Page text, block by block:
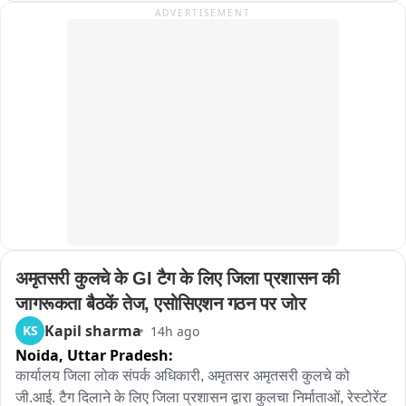
ਦ੍ਰਿੜ੍ਹ ਰੁਖ ਨਹੀਂ ਅਪਣਾਇਆ ਗਿਆ। ਉਨ੍ਹਾਂ ਸਪੀਕਰ ਨੂੰ ਅਪੀਲ ਕੀਤੀ
ADVERTISEMENT
अमृतसरी कुलचे के GI टैग के लिए जिला प्रशासन की
जागरूकता बैठकें तेज, एसोसिएशन गठन पर जोर
KS Kapil sharma 14h ago
Noida, Uttar Pradesh:
कार्यालय जिला लोक संपर्क अधिकारी, अमृतसर अमृतसरी कुलचे को
जी.आई. टैग दिलाने के लिए जिला प्रशासन द्वारा कुलचा निर्माताओं, रेस्टोरेंट